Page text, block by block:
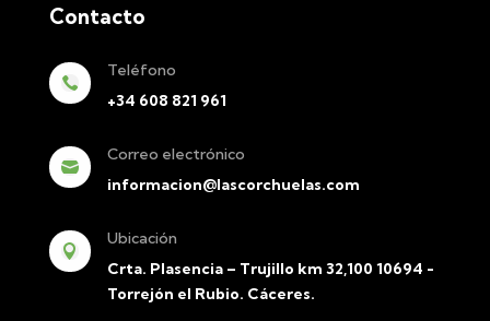
Contacto

Teléfono
+34 608 821 961

Correo electrónico
informacion@lascorchuelas.com

Ubicación
Crta. Plasencia – Trujillo km 32,100 10694 -
Torrejón el Rubio. Cáceres.